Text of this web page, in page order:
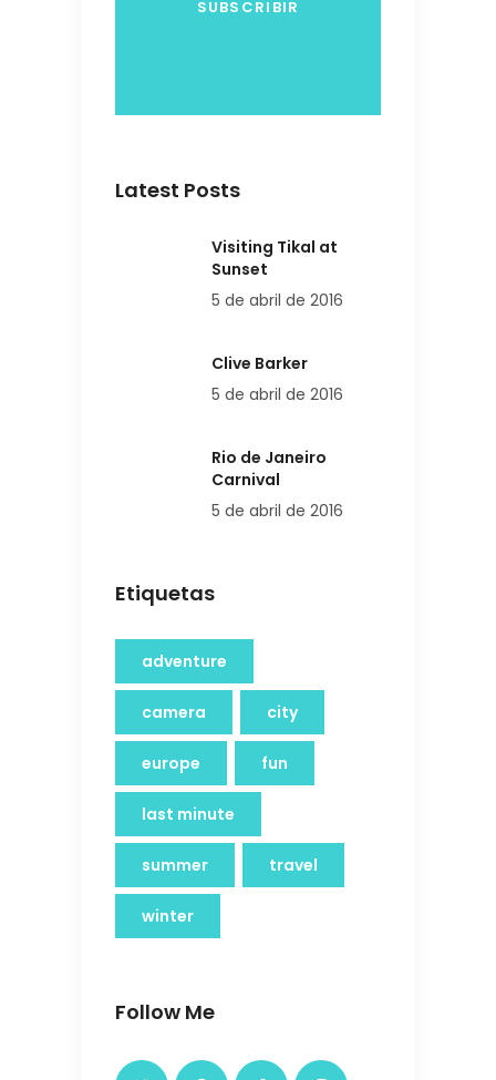
Latest Posts
Visiting Tikal at
Sunset
5 de abril de 2016
Clive Barker
5 de abril de 2016
Rio de Janeiro
Carnival
5 de abril de 2016
Etiquetas
adventure
camera city
europe fun
last minute
summer travel
winter
Follow Me